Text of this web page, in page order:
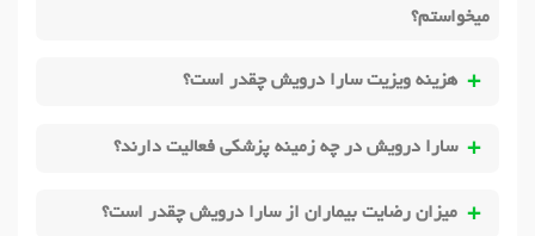
میخواستم؟
هزینه ویزیت سارا درویش چقدر است؟
سارا درویش در چه زمینه پزشکی فعالیت دارند؟
میزان رضایت بیماران از سارا درویش چقدر است؟